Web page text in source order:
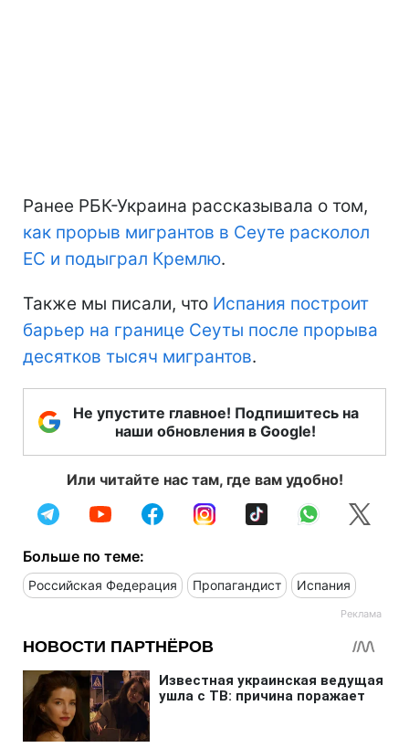
Ранее РБК-Украина рассказывала о том,
как прорыв мигрантов в Сеуте расколол
ЕС и подыграл Кремлю.
Также мы писали, что Испания построит
барьер на границе Сеуты после прорыва
десятков тысяч мигрантов.
Не упустите главное! Подпишитесь на
наши обновления в Google!
Или читайте нас там, где вам удобно!
Больше по теме:
Российская Федерация Пропагандист Испания